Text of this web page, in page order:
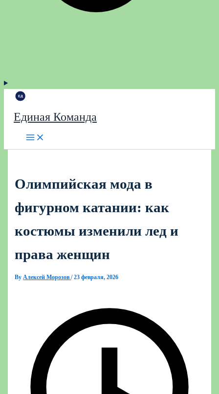
Единая Команда
Олимпийская мода в
фигурном катании: как
костюмы изменили лед и
права женщин
ByАлексей Морозов/23 февраля, 2026